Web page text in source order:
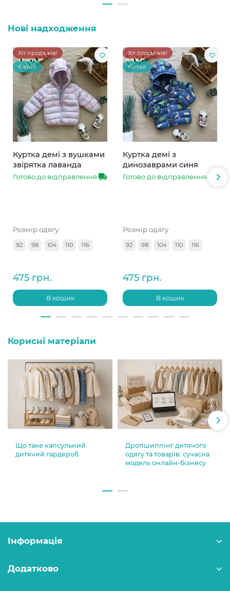
Нові надходження
Хіт продажів!
Китай
Куртка демі з вушками
звірятка лаванда
Готово до відправлення
Розмір одягу
92 98 104 110 116
475 грн.
В кошик
Хіт продажів!
Китай
Куртка демі з
динозаврами синя
Готово до відправлення
Розмір одягу
92 98 104 110 116
475 грн.
В кошик
Корисні матеріали
Що таке капсульний
дитячий гардероб
Дропшиппінг дитячого
одягу та товарів: сучасна
модель онлайн-бізнесу
Інформація
Додатково